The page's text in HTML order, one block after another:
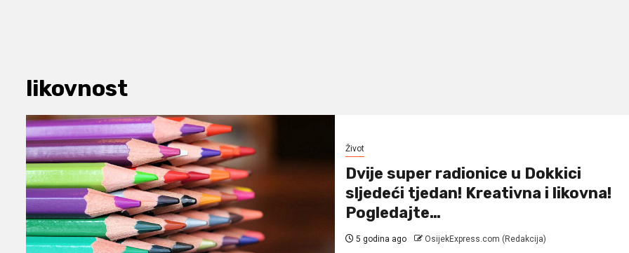
likovnost
Život
Dvije super radionice u Dokkici
sljedeći tjedan! Kreativna i likovna!
Pogledajte…
5 godina ago OsijekExpress.com (Redakcija)